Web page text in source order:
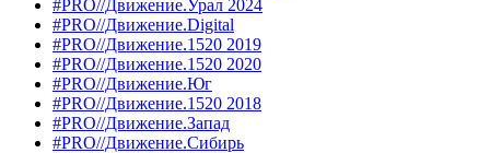
#PRO//Движение.Урал 2024
#PRO//Движение.Digital
#PRO//Движение.1520 2019
#PRO//Движение.1520 2020
#PRO//Движение.Юг
#PRO//Движение.1520 2018
#PRO//Движение.Запад
#PRO//Движение.Сибирь